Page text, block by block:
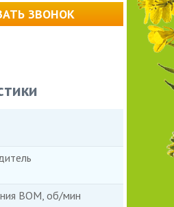
ЗВОНОК
ВОМ, об/мин